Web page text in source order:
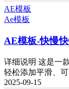
AE模板
Ae模板
AE模板-快慢
详细说明 这是一
轻松添加平滑、可
2025-09-15